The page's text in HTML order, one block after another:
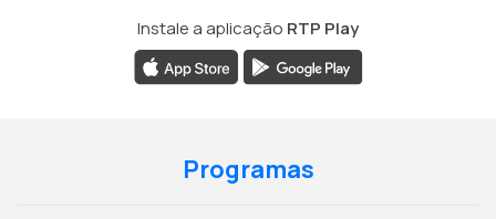
Instale a aplicação RTP Play
Programas